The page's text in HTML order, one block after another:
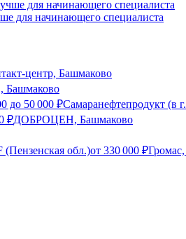
для начинающего специалиста
центр, Башмаково
Башмаково
до 50 000 ₽Самаранефтепродукт (в
₽ДОБРОЦЕН, Башмаково
(Пензенская обл.)от 330 000 ₽